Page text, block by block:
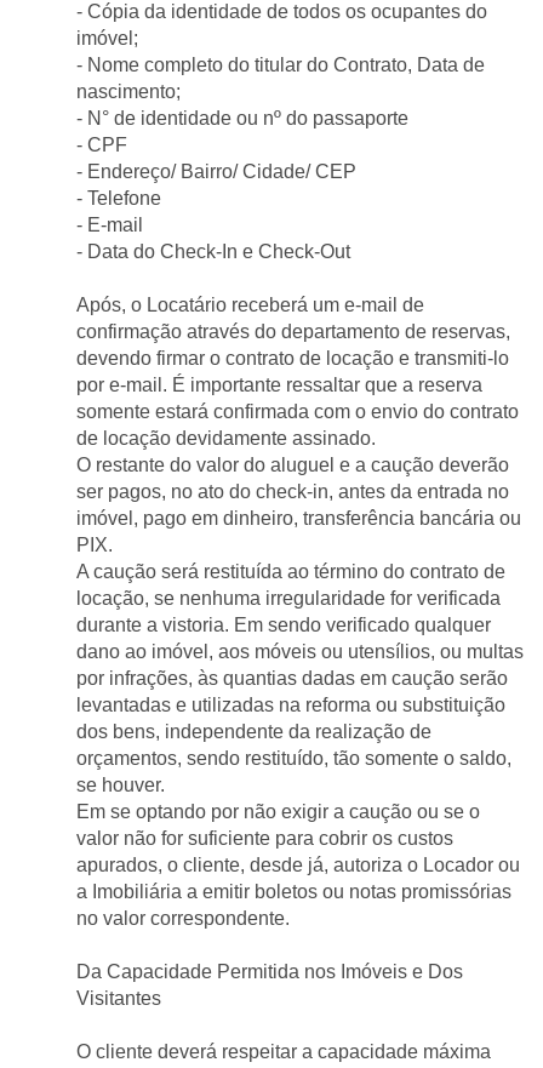
- Cópia da identidade de todos os ocupantes do
imóvel;
- Nome completo do titular do Contrato, Data de
nascimento;
- N° de identidade ou nº do passaporte
- CPF
- Endereço/ Bairro/ Cidade/ CEP
- Telefone
- E-mail
- Data do Check-In e Check-Out
Após, o Locatário receberá um e-mail de
confirmação através do departamento de reservas,
devendo firmar o contrato de locação e transmiti-lo
por e-mail. É importante ressaltar que a reserva
somente estará confirmada com o envio do contrato
de locação devidamente assinado.
O restante do valor do aluguel e a caução deverão
ser pagos, no ato do check-in, antes da entrada no
imóvel, pago em dinheiro, transferência bancária ou
PIX.
A caução será restituída ao término do contrato de
locação, se nenhuma irregularidade for verificada
durante a vistoria. Em sendo verificado qualquer
dano ao imóvel, aos móveis ou utensílios, ou multas
por infrações, às quantias dadas em caução serão
levantadas e utilizadas na reforma ou substituição
dos bens, independente da realização de
orçamentos, sendo restituído, tão somente o saldo,
se houver.
Em se optando por não exigir a caução ou se o
valor não for suficiente para cobrir os custos
apurados, o cliente, desde já, autoriza o Locador ou
a Imobiliária a emitir boletos ou notas promissórias
no valor correspondente.
Da Capacidade Permitida nos Imóveis e Dos
Visitantes
O cliente deverá respeitar a capacidade máxima